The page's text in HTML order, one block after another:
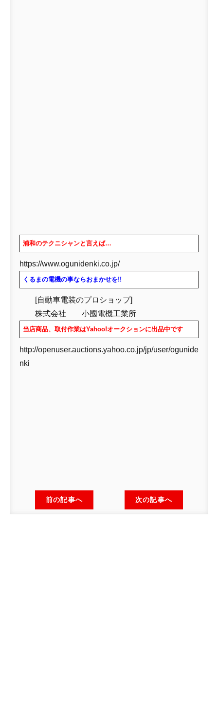
浦和のテクニシャンと言えば…
https://www.ogunidenki.co.jp/
くるまの電機の事ならおまかせを!!
[自動車電装のプロショップ]
株式会社 小國電機工業所
当店商品、取付作業はYahoo!オークションに出品中です
http://openuser.auctions.yahoo.co.jp/jp/user/ogunide
nki
前の記事へ 次の記事へ